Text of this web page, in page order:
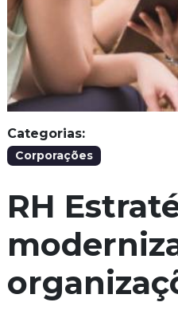
Categorias:
Corporações
RH